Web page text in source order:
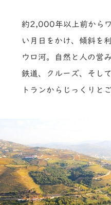
約2,000年以上前から
い月日をかけ、傾斜を
ウロ河。自然と人の営
鉄道、クルーズ、そし
トランからじっくりと